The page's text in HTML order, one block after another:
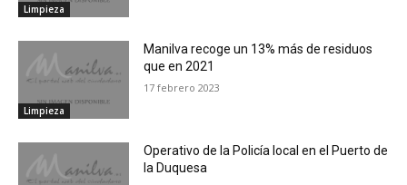
Limpieza
Limpieza
Manilva recoge un 13% más de residuos
que en 2021
17 febrero 2023
Operativo de la Policía local en el Puerto de
la Duquesa